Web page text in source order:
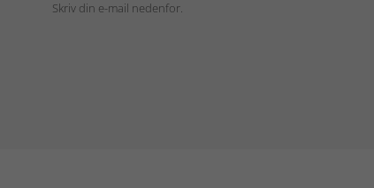
Skriv din e-mail nedenfor.